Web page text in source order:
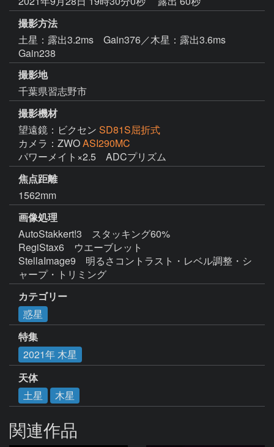
撮影方法
土星：露出3.2ms Gain376／木星：露出3.6ms
Gain238
撮影地
千葉県習志野市
撮影機材
望遠鏡：ビクセン SD81S屈折式
カメラ：ZWOASI290MC
パワーメイト×2.5　ADCプリズム
焦点距離
1562mm
画像処理
AutoStakkert!3　スタッキング60%
RegiStax6　ウエーブレット
StellaImage9　明るさコントラスト・レベル調整・シ
ャープ・トリミング
カテゴリー
惑星
特集
2021年 木星
天体
土星
木星
関連作品